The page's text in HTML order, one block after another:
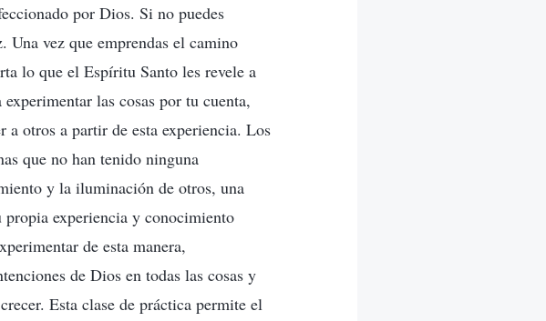
por Dios. Si no puedes
Una vez que emprendas el camino
lo que el Espíritu Santo les revele a
las cosas por tu cuenta,
a otros a partir de esta experiencia. Los
que no han tenido ninguna
y la iluminación de otros, una
propia experiencia y conocimiento
de esta manera,
de Dios en todas las cosas y
Esta clase de práctica permite el